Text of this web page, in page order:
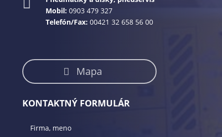
Mobil:0903 479 327
Telefón/Fax:00421 32 658 56 00
Mapa
KONTAKTNÝ FORMULÁR